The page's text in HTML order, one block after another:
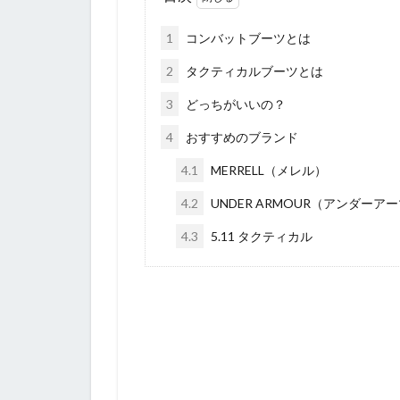
1 コンバットブーツとは
2 タクティカルブーツとは
3 どっちがいいの？
4 おすすめのブランド
4.1 MERRELL（メレル）
4.2 UNDER ARMOUR（アンダーア
4.3 5.11 タクティカル